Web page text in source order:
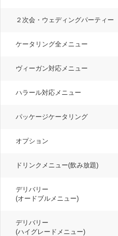
２次会・ウェディングパーティー
ケータリング全メニュー
ヴィーガン対応メニュー
ハラール対応メニュー
パッケージケータリング
オプション
ドリンクメニュー(飲み放題)
デリバリー
(オードブルメニュー)
デリバリー
(ハイグレードメニュー)